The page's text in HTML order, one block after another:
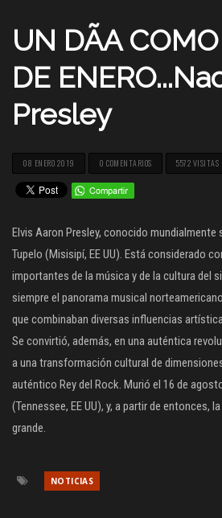
UN DÃA
DE
Presley
08 ENERO 2019 0 COMENTARIOS 5572 VISITAS
Elvis Aaron Presley, conocido mundialmente
Tupelo (Misisipí, EE UU). Está considerado
importantes de la música y de la cultura del
siempre el panorama musical
que combinaban diversas influencias
Se convirtió, además, en una auténtica
a una transformación cultural de
auténtico Rey del Rock. Murió el 16 de
(Tennessee, EE UU), y, a partir de entonces,
grande.
NOTICIAS